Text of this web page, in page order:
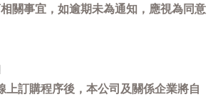
關事宜，如逾期未為通知，應視為同意
上訂購程序後，本公司及關係企業將自